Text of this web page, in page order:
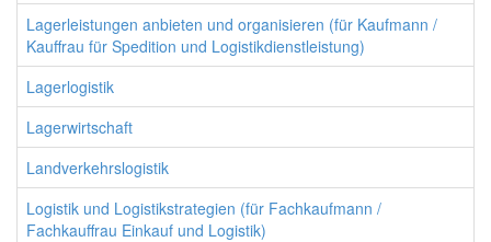
Lagerleistungen anbieten und organisieren (für Kaufmann /
Kauffrau für Spedition und Logistikdienstleistung)
Lagerlogistik
Lagerwirtschaft
Landverkehrslogistik
Logistik und Logistikstrategien (für Fachkaufmann /
Fachkauffrau Einkauf und Logistik)